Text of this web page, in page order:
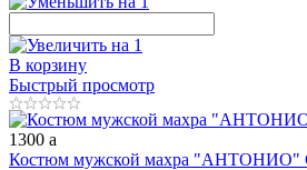
В корзину
Быстрый просмотр
1300 a
Костюм мужской махра